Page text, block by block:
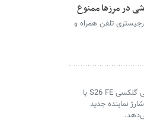
در مرزها ممنوع
تلفن همراه و
اطلاعات فاش‌شده از اسناد نظارتی نشان می‌دهد که گوشی گلکسی S26 FE با
شارژ نماینده‌ جدید